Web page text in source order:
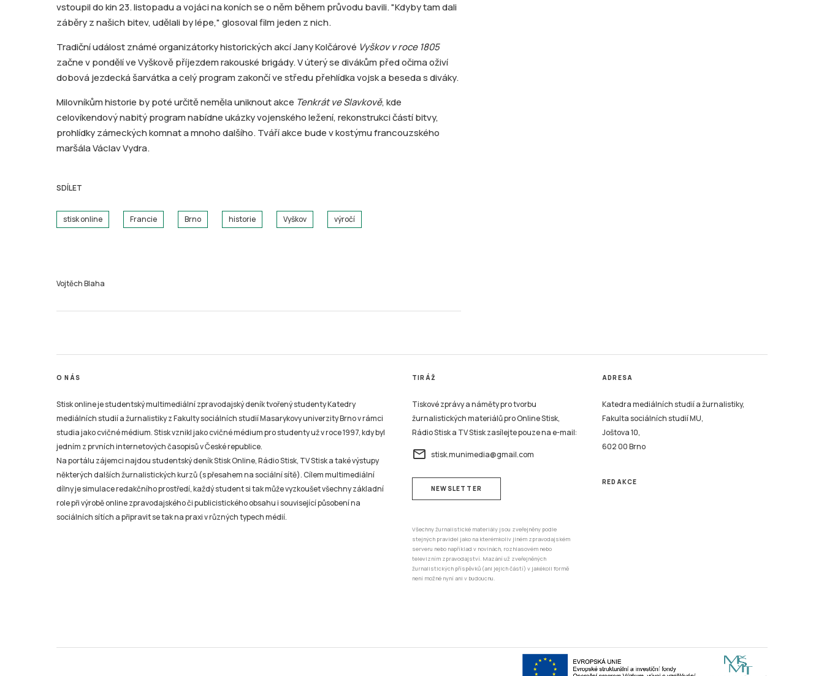
vstoupil do kin 23. listopadu a vojáci na koních se o něm během průvodu bavili. "Kdyby tam dali
záběry z našich bitev, udělali by lépe," glosoval film jeden z nich.
Tradiční událost známé organizátorky historických akcí Jany Kolčárové Vyškov v roce 1805
začne v pondělí ve Vyškově příjezdem rakouské brigády. V úterý se divákům před očima oživí
dobová jezdecká šarvátka a celý program zakončí ve středu přehlídka vojsk a beseda s diváky.
Milovníkům historie by poté určitě neměla uniknout akce Tenkrát ve Slavkově, kde
celovíkendový nabitý program nabídne ukázky vojenského ležení, rekonstrukci částí bitvy,
prohlídky zámeckých komnat a mnoho dalšího. Tváří akce bude v kostýmu francouzského
maršála Václav Vydra.
SDÍLET
stisk online Francie Brno historie Vyškov výročí
Vojtěch Blaha
O NÁS
Stisk online je studentský multimediální zpravodajský deník tvořený studenty Katedry
mediálních studií a žurnalistiky z Fakulty sociálních studií Masarykovy univerzity Brno v rámci
studia jako cvičné médium. Stisk vznikl jako cvičné médium pro studenty už v roce 1997, kdy byl
jedním z prvních internetových časopisů v České republice.
Na portálu zájemci najdou studentský deník Stisk Online, Rádio Stisk, TV Stisk a také výstupy
některých dalších žurnalistických kurzů (s přesahem na sociální sítě). Cílem multimediální
dílny je simulace redakčního prostředí, každý student si tak může vyzkoušet všechny základní
role při výrobě online zpravodajského či publicistického obsahu i související působení na
sociálních sítích a připravit se tak na praxi v různých typech médií.
TIRÁŽ
Tiskové zprávy a náměty pro tvorbu
žurnalistických materiálů pro Online Stisk,
Rádio Stisk a TV Stisk zasílejte pouze na e-mail:
email stisk.munimedia@gmail.com
NEWSLETTER
Všechny žurnalistické materiály jsou zveřejněny podle
stejných pravidel jako na kterémkoliv jiném zpravodajském
serveru nebo například v novinách, rozhlasovém nebo
televizním zpravodajství. Mazání už zveřejněných
žurnalistických příspěvků (ani jejich částí) v jakékoli formě
není možné nyní ani v budoucnu.
ADRESA
Katedra mediálních studií a žurnalistiky,
Fakulta sociálních studií MU,
Joštova 10,
602 00 Brno
REDAKCE